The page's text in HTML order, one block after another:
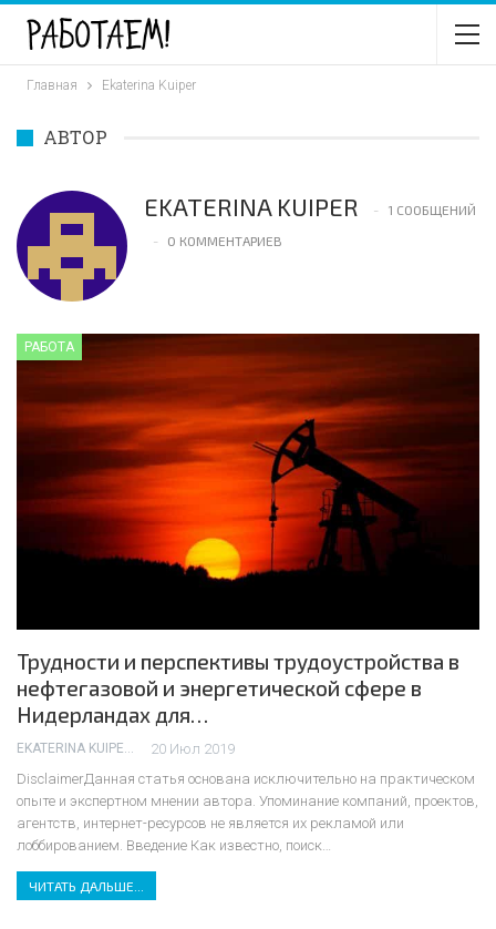
Главная Ekaterina Kuiper
АВТОР
EKATERINA KUIPER
1 СООБЩЕНИЙ
0 КОММЕНТАРИЕВ
РАБОТА
Трудности и перспективы трудоустройства в
нефтегазовой и энергетической сфере в
Нидерландах для…
EKATERINA KUIPER
20 Июл 2019
DisclaimerДанная статья основана исключительно на практическом
опыте и экспертном мнении автора. Упоминание компаний, проектов,
агентств, интернет-ресурсов не является их рекламой или
лоббированием. Введение Как известно, поиск…
ЧИТАТЬ ДАЛЬШЕ...